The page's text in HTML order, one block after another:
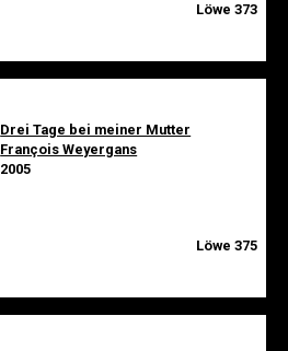
Löwe 373
Drei Tage bei meiner Mutter
François Weyergans
2005
Löwe 375